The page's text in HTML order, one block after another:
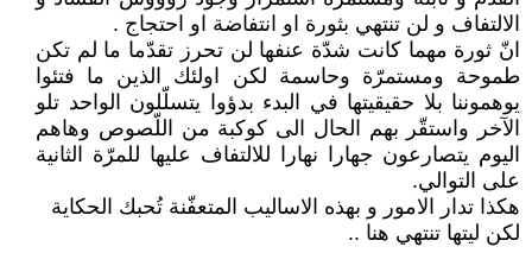
الالتفاف و لن تنتهي بثورة او انتفاضة او احتجاج .
انّ ثورة مهما كانت شدّة عنفها لن تحرز تقدّما ما لم تكن
طموحة ومستمرّة وحاسمة لكن اولئك الذين ما فتئوا
يوهموننا بلا حقيقيتها في البدء بدؤوا يتسلّلون الواحد تلو
الآخر واستقّر بهم الحال الى كوكبة من اللّصوص وهاهم
اليوم يتصارعون جهارا نهارا للالتفاف عليها للمرّة الثانية
على التوالي.
هكذا تدار الامور و بهذه الاساليب المتعفّنة تُحبك الحكاية
لكن ليتها تنتهي هنا ..